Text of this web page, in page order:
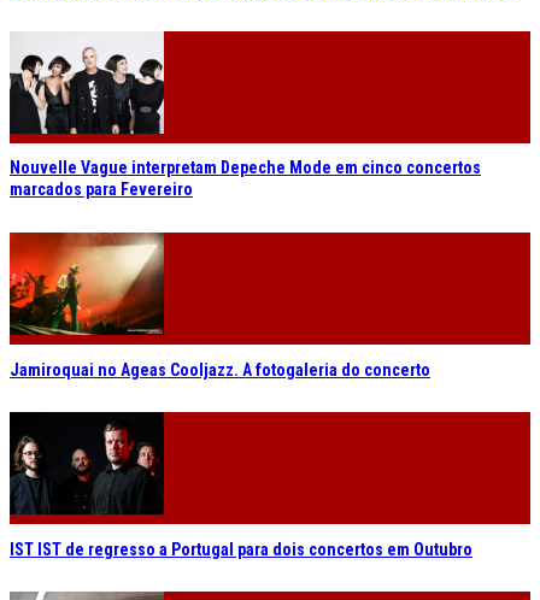
Nouvelle Vague interpretam Depeche Mode em cinco concertos
marcados para Fevereiro
Jamiroquai no Ageas Cooljazz. A fotogaleria do concerto
IST IST de regresso a Portugal para dois concertos em Outubro